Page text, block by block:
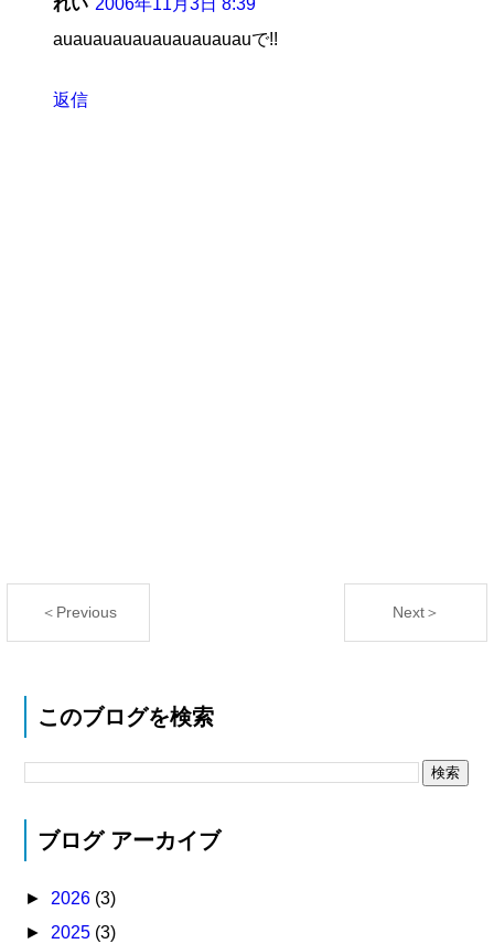
れい 2006年11月3日 8:39
auauauauauauauauauauで!!
返信
＜Previous Next＞
このブログを検索
ブログ アーカイブ
► 2026 (3)
► 2025 (3)